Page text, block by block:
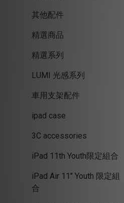
其他配件
精選商品
精選系列
LUMI 光感系列
車用支架配件
ipad case
3C accessories
iPad 11th Youth限定組合
iPad Air 11" Youth 限定組
合